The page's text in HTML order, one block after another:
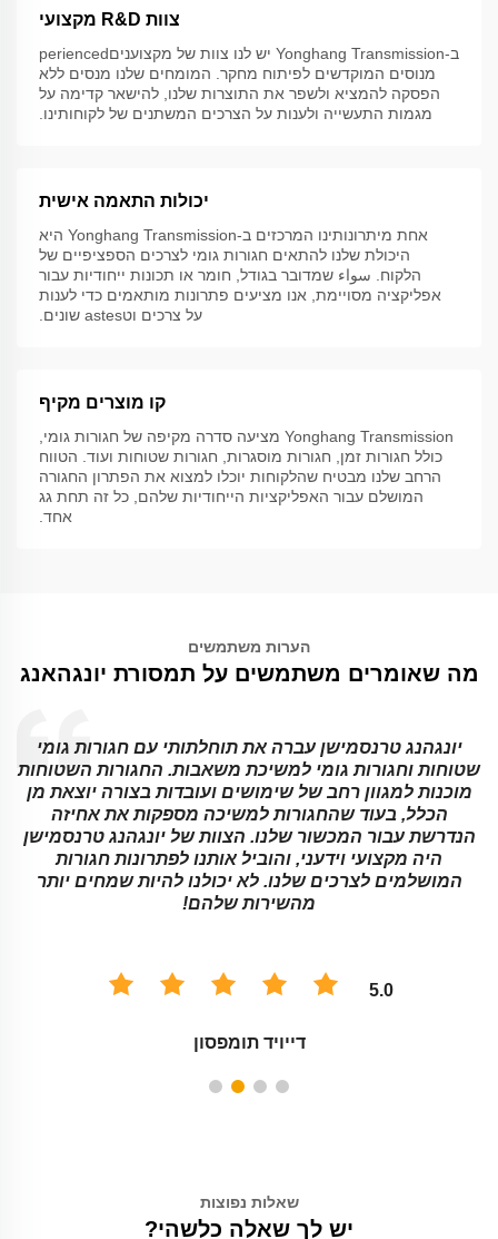
צוות R&D מקצועי
ב-Yonghang Transmission יש לנו צוות של מקצועניםperienced
מנוסים המוקדשים לפיתוח מחקר. המומחים שלנו מנסים ללא
הפסקה להמציא ולשפר את התוצרות שלנו, להישאר קדימה על
מגמות התעשייה ולענות על הצרכים המשתנים של לקוחותינו.
יכולות התאמה אישית
אחת מיתרונותינו המרכזים ב-Yonghang Transmission היא
היכולת שלנו להתאים חגורות גומי לצרכים הספציפיים של
הלקוח. سواء שמדובר בגודל, חומר או תכונות ייחודיות עבור
אפליקציה מסויימת, אנו מציעים פתרונות מותאמים כדי לענות
על צרכים וטastes שונים.
קו מוצרים מקיף
Yonghang Transmission מציעה סדרה מקיפה של חגורות גומי,
כולל חגורות זמן, חגורות מוסגרות, חגורות שטוחות ועוד. הטווח
הרחב שלנו מבטיח שהלקוחות יוכלו למצוא את הפתרון החגורה
המושלם עבור האפליקציות הייחודיות שלהם, כל זה תחת גג
אחד.
הערות משתמשים
מה שאומרים משתמשים על תמסורת יונגהאנג
יונגהנג טרנסמישן עברה את תוחלתותי עם חגורות גומי
שטוחות וחגורות גומי למשיכת משאבות. החגורות השטוחות
מוכנות למגוון רחב של שימושים ועובדות בצורה יוצאת מן
הכלל, בעוד שהחגורות למשיכה מספקות את אחיזה
הנדרשת עבור המכשור שלנו. הצוות של יונגהנג טרנסמישן
היה מקצועי וידעני, והוביל אותנו לפתרונות חגורות
המושלמים לצרכים שלנו. לא יכולנו להיות שמחים יותר
מהשירות שלהם!
5.0
דייויד תומפסון
שאלות נפוצות
יש לך שאלה כלשהי?